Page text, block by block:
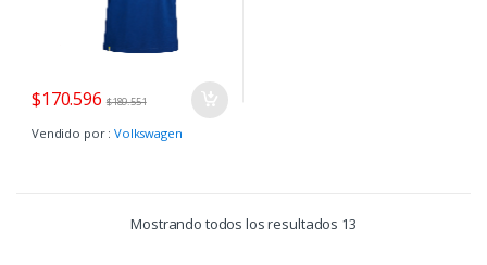
$170.596 $189.551
Vendido por :Volkswagen
Mostrando todos los resultados 13